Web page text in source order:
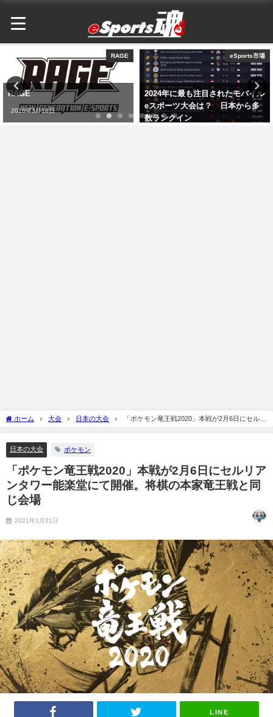
eSports市場
2024年に最も注目されたモバイル
eスポーツ大会は？ 日本から多
オリンピック
【2026愛知アジア大会】日本初
の"eスポーツ版ナショナルトレセ
ン"誕生でアスリートは強化され
ホーム 大会 日本の大会
「ポケモン竜王戦2020」本戦が2月6日にセルリ
日本の大会 ポケモン
「ポケモン竜王戦2020」本戦が2月6日にセルリア
ンタワー能楽堂にて開催。将棋の本家竜王戦と同
じ会場
2021年1月21日
LINE